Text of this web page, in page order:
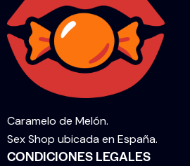
Caramelo de Melón.
Sex Shop ubicada en España.
CONDICIONES LEGALES